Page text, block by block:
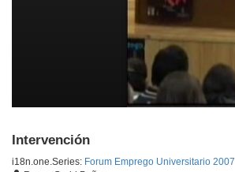
Intervención
i18n.one.Series: Forum Emprego Universitario 2007